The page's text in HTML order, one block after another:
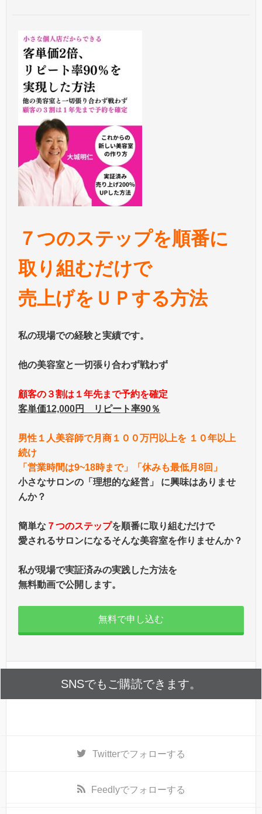
７つのステップを順番に
取り組むだけで
売上げをＵＰする方法
私の現場での経験と実績です。
他の美容室と一切張り合わず戦わず
顧客の３割は１年先まで予約を確定
客単価12,000円 リピート率90％
男性１人美容師で月商１００万円以上を １０年以上
続け
「営業時間は9~18時まで」「休みも最低月8回」
小さなサロンの「理想的な経営」 に興味はありませ
んか？
簡単な ７つのステップを順番に取り組むだけで
愛されるサロンになるそんな美容室を作りませんか？
私が現場で実証済みの実践した方法を
無料動画で公開します。
無料で申し込む
SNSでもご購読できます。
Twitterでフォローする
Feedlyでフォローする